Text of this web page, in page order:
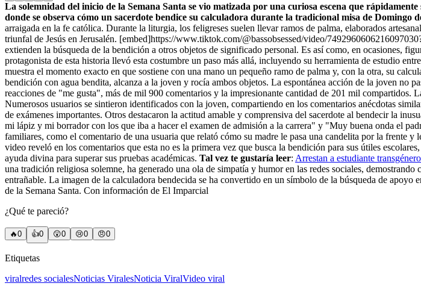
La solemnidad del inicio de la Semana Santa se vio matizada por una curiosa escena que
donde se observa cómo un sacerdote bendice su calculadora durante la tradicional misa de Domingo
arraigada en la fe católica. Durante la liturgia, los feligreses suelen llevar ramos de palma, elaborados
triunfal de Jesús en Jerusalén. [embed]https://www.tiktok.com/@bassobsessed/video/
extienden la búsqueda de la bendición a otros objetos de significado personal. Es así como, en ocasiones,
protagonista de esta historia llevó esta costumbre un paso más allá, incluyendo su herramienta de estudio
muestra el momento exacto en que sostiene con una mano un pequeño ramo de palma y, con la otra, su
bendición con agua bendita, alcanza a la joven y rocía ambos objetos. La espontánea acción de la joven no
reacciones de "me gusta", más de mil 900 comentarios y la impresionante cantidad de 201 mil
Numerosos usuarios se sintieron identificados con la joven, compartiendo en los comentarios anécdotas
de exámenes importantes. Otros destacaron la actitud amable y comprensiva del sacerdote al bendecir la
mi lápiz y mi borrador con los que iba a hacer el examen de admisión a la carrera" y "Muy buena onda el
familiares, como el comentario de una usuaria que relató cómo su madre le pasa una candelita por la frente
video reveló en los comentarios que esta no es la primera vez que busca la bendición para sus útiles
ayuda divina para superar sus pruebas académicas. Tal vez te gustaría leer: Arrestan a estudiante
una tradición religiosa solemne, ha generado una ola de simpatía y humor en las redes sociales,
entrañable. La imagen de la calculadora bendecida se ha convertido en un símbolo de la búsqueda de
de la Semana Santa. Con información de El Imparcial
¿Qué te pareció?
🔥0 👍0 😲0 😢0 😠0
Etiquetas
viralredes socialesNoticias ViralesNoticia ViralVideo viral